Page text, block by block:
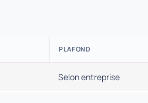
PLAFOND
Selon entreprise